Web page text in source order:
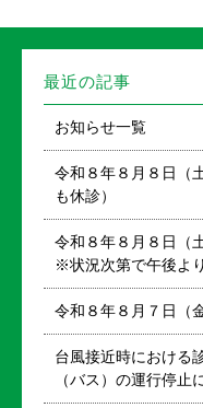
最近の記事
お知らせ一覧
令和８年８月８日（
も休診）
令和８年８月８日
※状況次第で午後よ
令和８年８月７日（
台風接近時におけ
（バス）の運行停止